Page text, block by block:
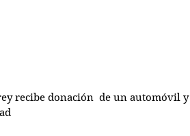
recibe donación  de un automóvil y